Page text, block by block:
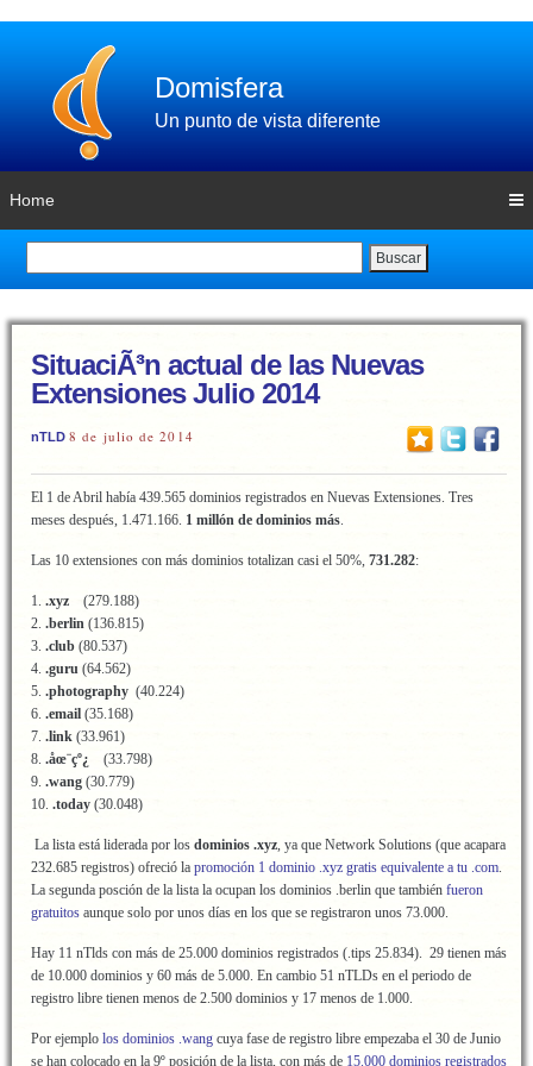
Domisfera
Un punto de vista diferente
Home
Buscar
SituaciÃ³n actual de las Nuevas
Extensiones Julio 2014
nTLD 8 de julio de 2014
El 1 de Abril había 439.565 dominios registrados en Nuevas Extensiones. Tres
meses después, 1.471.166. 1 millón de dominios más.
Las 10 extensiones con más dominios totalizan casi el 50%, 731.282:
1. .xyz (279.188)
2. .berlin (136.815)
3. .club (80.537)
4. .guru (64.562)
5. .photography (40.224)
6. .email (35.168)
7. .link (33.961)
8. .åœ¨çº¿ (33.798)
9. .wang (30.779)
10. .today (30.048)
La lista está liderada por los dominios .xyz, ya que Network Solutions (que acapara
232.685 registros) ofreció la promoción 1 dominio .xyz gratis equivalente a tu .com.
La segunda posción de la lista la ocupan los dominios .berlin que también fueron
gratuitos aunque solo por unos días en los que se registraron unos 73.000.
Hay 11 nTlds con más de 25.000 dominios registrados (.tips 25.834). 29 tienen más
de 10.000 dominios y 60 más de 5.000. En cambio 51 nTLDs en el periodo de
registro libre tienen menos de 2.500 dominios y 17 menos de 1.000.
Por ejemplo los dominios .wang cuya fase de registro libre empezaba el 30 de Junio
se han colocado en la 9º posición de la lista, con más de 15.000 dominios registrados